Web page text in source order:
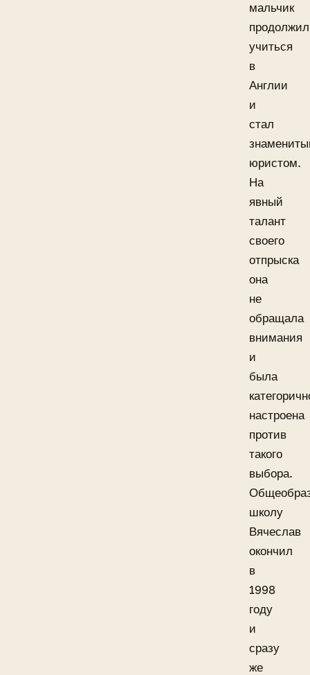
мальчик
продолжил
учиться
в
Англии
и
стал
юристом.
На
явный
талант
своего
отпрыска
она
не
обращала
внимания
и
была
настроена
против
такого
выбора.
школу
Вячеслав
окончил
в
1998
году
и
сразу
же